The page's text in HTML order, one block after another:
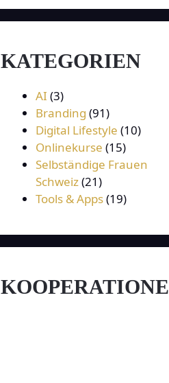
KATEGORIEN
AI (3)
Branding (91)
Digital Lifestyle (10)
Onlinekurse (15)
Selbständige Frauen
Schweiz(21)
Tools & Apps(19)